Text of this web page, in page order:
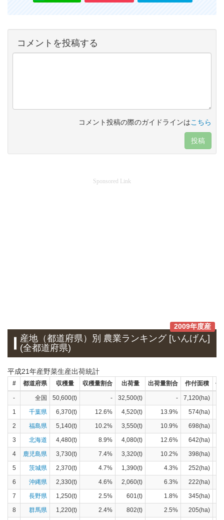
コメントを投稿する
コメント投稿の際のガイドラインはこちら
投稿
Sponsored Link
2009年度産
産地（都道府県）別 農業ランキング [いんげん]
(全都道府県)
平成21年産野菜生産出荷統計
# 都道府県 収穫量 収穫量割合 出荷量 出荷量割合 作付面積 作
- 全国 50,600(t) - 32,500(t) -
7,120(ha)
1
千葉県 6,370(t) 12.6% 4,520(t) 13.9%
574(ha)
2
福島県 5,140(t) 10.2% 3,550(t) 10.9%
698(ha)
3
北海道 4,480(t) 8.9% 4,080(t) 12.6%
642(ha)
4
鹿児島県 3,730(t) 7.4% 3,320(t) 10.2%
398(ha)
5
茨城県 2,370(t) 4.7% 1,390(t) 4.3%
252(ha)
6
沖縄県 2,330(t) 4.6% 2,060(t) 6.3%
222(ha)
7
長野県 1,250(t) 2.5% 601(t) 1.8%
345(ha)
8
群馬県 1,220(t) 2.4% 802(t) 2.5%
205(ha)